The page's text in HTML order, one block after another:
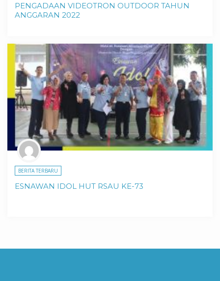
PENGADAAN VIDEOTRON OUTDOOR TAHUN
ANGGARAN 2022
BERITA TERBARU
ESNAWAN IDOL HUT RSAU KE-73